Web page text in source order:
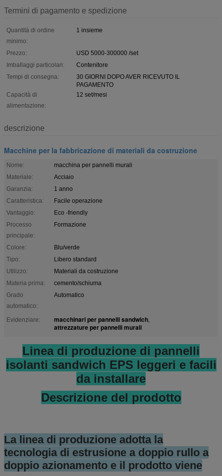
Termini di pagamento e spedizione
Quantità di ordine
minimo:
1 insieme
Prezzo:
USD 5000-300000 /set
Imballaggi particolari:
Contenitore
Tempi di consegna:
30 GIORNI DOPO AVER RICEVUTO IL
PAGAMENTO
Capacità di
alimentazione:
12 set/mesi
descrizione
Macchine per la fabbricazione di materiali da costruzione
Nome:
macchina per pannelli murali
Materiale:
Acciaio
Garanzia:
1 anno
Caratteristica:
Facile operazione
Vantaggio:
Eco -friendly
Processo
principale:
Formazione
Colore:
Blu/verde
Tipo:
Libero standard
Utilizzo:
Materiali da costruzione
Materia prima:
cemento/schiuma
Grado
automatico:
Automatico
Evidenziare: macchinari per pannelli sandwich,
attrezzature per pannelli murali
Linea di produzione di pannelli
isolanti sandwich EPS leggeri e facili
da installare
Descrizione del prodotto
La linea di produzione adotta la
tecnologia di estrusione a doppio rullo a
doppio azionamento e il prodotto viene